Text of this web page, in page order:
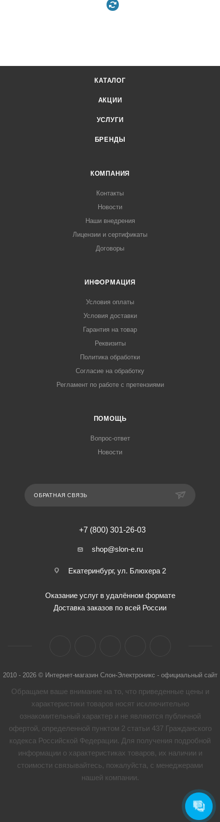
КАТАЛОГ
АКЦИИ
УСЛУГИ
БРЕНДЫ
КОМПАНИЯ
Контакты
Новости
Наши внедрения
Лицензии и сертификаты
Договоры
ИНФОРМАЦИЯ
Условия оплаты
Условия доставки
Гарантия на товар
Реквизиты
Политика обработки
Согласие на обработку
Регламент по работе с претензиями
ПОМОЩЬ
Вопрос-ответ
Новости
ОБРАТНАЯ СВЯЗЬ
+7 (800) 301-26-03
shop@slon-e.ru
Екатеринбург, ул. Блюхера 2
Оказание услуг в удалённом формате
Доставка заказов по всей России
2010 - 2026 © Интернет-магазин Слон-Электроникс - официальный сайт
Обращаем ваше внимание на то, что приведенные цены и
характеристики товaров носят исключительно
ознакомительный характер и не являются публичной
офертой, определенной пунктом 2 статьи 437 Гражданского
кодекса Российской Федерации. Для получения подробной
информации о характеристиках товaров, их наличии и
стоимости связывайтесь, пожалуйста, с менеджерами
нашей компании.